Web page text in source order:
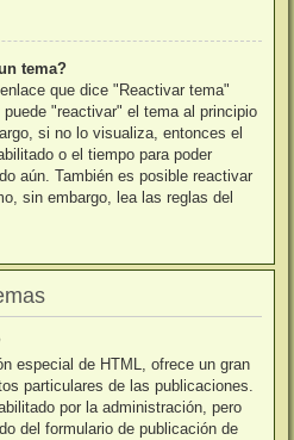
tema?
que dice "Reactivar tema"
"reactivar" el tema al principio
si no lo visualiza, entonces el
o el tiempo para poder
aún. También es posible reactivar
sin embargo, lea las reglas del
especial de HTML, ofrece un gran
particulares de las publicaciones.
por la administración, pero
del formulario de publicación de